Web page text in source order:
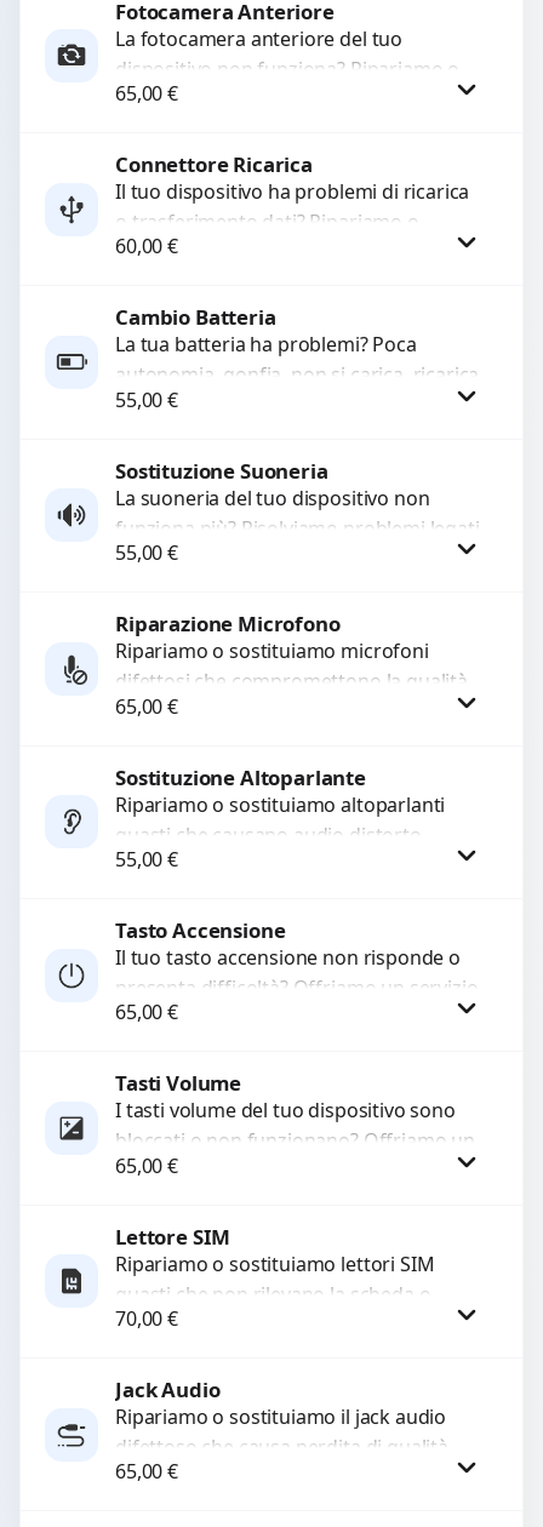
funzionante,... Procedi
Fotocamera Anteriore
La fotocamera anteriore del tuo
dispositivo non funziona? Ripariamo o
sostituiamo fotocamere guaste con
a...
65,00€
Procedi
Connettore Ricarica
Il tuo dispositivo ha problemi di ricarica
o trasferimento dati? Ripariamo o
sostituiamo connettori di ricarica guasti,
60,00€
Procedi
Cambio Batteria
La tua batteria ha problemi? Poca
autonomia, gonfia, non si carica, ricarica
lenta o cicli di ricarica esauriti?
55,00€
Procedi
Sostituzione Suoneria
La suoneria del tuo dispositivo non
funziona più? Risolviamo problemi legati
a moduli audio difettosi con interventi
55,00€
Procedi
Riparazione Microfono
Ripariamo o sostituiamo microfoni
difettosi che compromettono la qualità
audio delle registrazioni o delle
di...
65,00€
Procedi
Sostituzione Altoparlante
Ripariamo o sostituiamo altoparlanti
guasti che causano audio distorto,
basso o assente. Utilizziamo ricambi di
55,00€
Procedi
Tasto Accensione
Il tuo tasto accensione non risponde o
presenta difficoltà? Offriamo un servizio
professionale di riparazione o
65,00€
Tasti Volume
I tasti volume del tuo dispositivo sono
bloccati o non funzionano? Offriamo un
servizio di riparazione o sostituzione
65,00€
Lettore SIM
Ripariamo o sostituiamo lettori SIM
guasti che non rilevano la scheda o
interrompono il segnale. Utilizziamo
70,00€
Jack Audio
Ripariamo o sostituiamo il jack audio
difettoso che causa perdita di qualità
sonora o impossibilità di collegare cuffie
65,00€